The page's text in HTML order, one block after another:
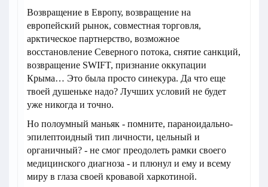
Возвращение в Европу, возвращение на
европейский рынок, совместная торговля,
арктическое партнерство, возможное
восстановление Северного потока, снятие санкций,
возвращение SWIFT, признание оккупации
Крыма… Это была просто синекура. Да что еще
твоей душеньке надо? Лучших условий не будет
уже никогда и точно.
Но полоумный маньяк - помните, параноидально-
эпилептоидный тип личности, цельный и
органичный? - не смог преодолеть рамки своего
медицинского диагноза - и плюнул и ему и всему
миру в глаза своей кровавой харкотиной.